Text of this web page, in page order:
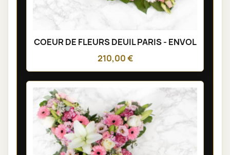
COEUR DE FLEURS DEUIL PARIS - ENVOL
210,00 €